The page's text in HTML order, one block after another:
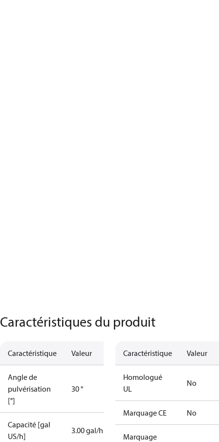
Caractéristiques du produit
Caractéristique Valeur
Angle de
pulvérisation
[°]
30 °
Capacité [gal
US/h]
3.00 gal/h
Caractéristique Valeur
Homologué
UL
No
Marquage CE No
Marquage